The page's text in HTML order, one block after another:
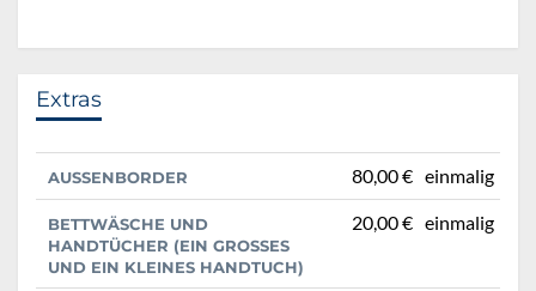
Extras
AUSSENBORDER 80,00 € einmalig
BETTWÄSCHE UND
HANDTÜCHER (EIN GROSSES U
ND EIN KLEINES HANDTUCH)
20,00 € einmalig